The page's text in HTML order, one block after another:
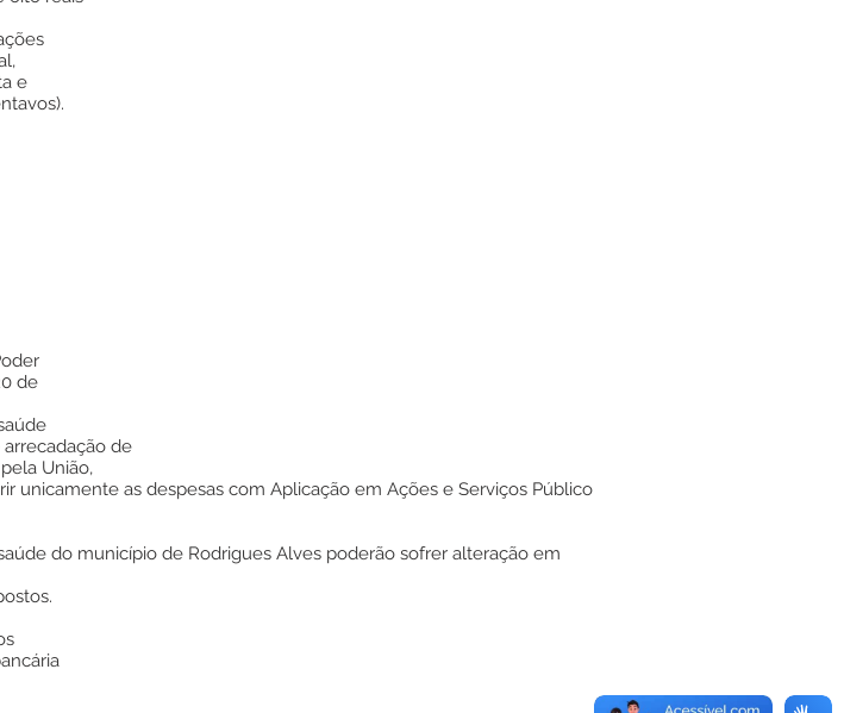
e
de
de
União,
unicamente as despesas com Aplicação em Ações e Serviços Público
do município de Rodrigues Alves poderão sofrer alteração em